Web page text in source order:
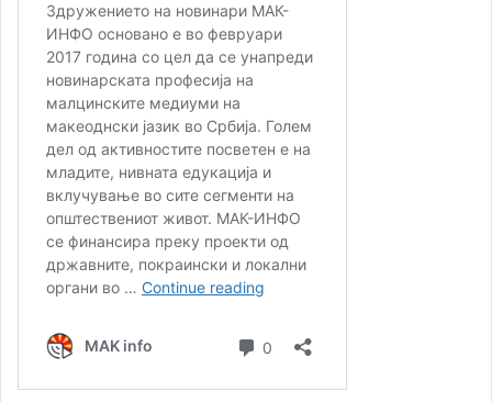
пораката на претходниците, Хаџиманов ги преобликува
во автентичен музички исказ со кои публиката секогаш
ја изненадува со нови композиции во џез музичката
линијата во кои се скрени етно мелодиите.
Сите албуми и музиката на Васил Хаџиманов се
прогласени за уметнички дела од културно значење за
Србија.